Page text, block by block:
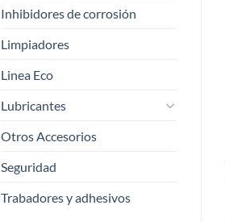
Inhibidores de corrosión
Limpiadores
Linea Eco
Lubricantes
Otros Accesorios
Seguridad
Trabadores y adhesivos